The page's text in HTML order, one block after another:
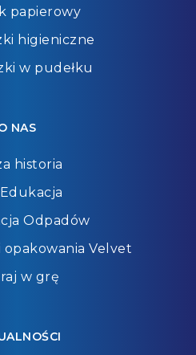
papierowy
higieniczne
w pudełku
NAS
historia
Odpadów
Velvet
w grę